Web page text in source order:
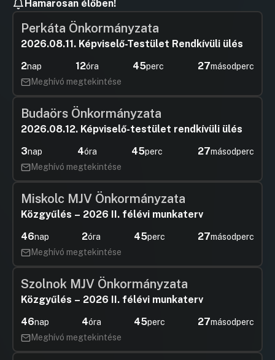
Hamarosan élőben!
Perkáta Önkormányzata
2026.08.11. Képviselő-Testület Rendkívüli ülés
2nap 12óra 45perc 26másodperc
Meghívó megtekintése
Budaörs Önkormányzata
2026.08.12. Képviselő-testület rendkívüli ülés
3nap 4óra 45perc 26másodperc
Meghívó megtekintése
Miskolc MJV Önkormányzata
Közgyűlés – 2026 II. félévi munkaterv
46nap 2óra 45perc 26másodperc
Meghívó megtekintése
Szolnok MJV Önkormányzata
Közgyűlés – 2026 II. félévi munkaterv
46nap 4óra 45perc 26másodperc
Meghívó megtekintése